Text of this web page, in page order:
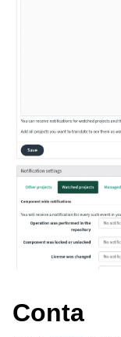
Conta